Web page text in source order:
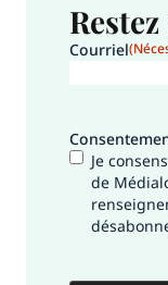
Courriel
Je
de